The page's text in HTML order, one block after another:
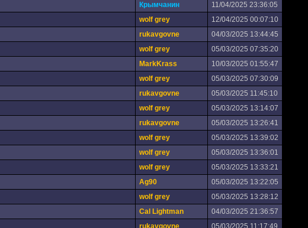
Крымчанин
11/04/2025 23:36:05
wolf grey
12/04/2025 00:07:10
rukavgovne
04/03/2025 13:44:45
wolf grey
05/03/2025 07:35:20
MarkKrass
10/03/2025 01:55:47
wolf grey
05/03/2025 07:30:09
rukavgovne
05/03/2025 11:45:10
wolf grey
05/03/2025 13:14:07
rukavgovne
05/03/2025 13:26:41
wolf grey
05/03/2025 13:39:02
wolf grey
05/03/2025 13:36:01
wolf grey
05/03/2025 13:33:21
Ag90
05/03/2025 13:22:05
wolf grey
05/03/2025 13:28:12
Cal Lightman
04/03/2025 21:36:57
rukavgovne 05/03/2025 11:17:49